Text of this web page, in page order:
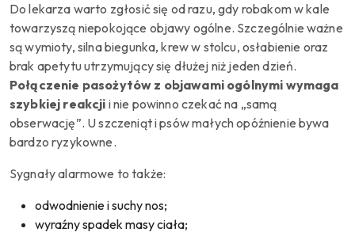
Do lekarza warto zgłosić się od razu, gdy robakom w kale
towarzyszą niepokojące objawy ogólne. Szczególnie ważne
są wymioty, silna biegunka, krew w stolcu, osłabienie oraz
brak apetytu utrzymujący się dłużej niż jeden dzień.
Połączenie pasożytów z objawami ogólnymi wymaga
szybkiej reakcji i nie powinno czekać na „samą
obserwację”. U szczeniąt i psów małych opóźnienie bywa
bardzo ryzykowne.
Sygnały alarmowe to także:
odwodnienie i suchy nos;
wyraźny spadek masy ciała;